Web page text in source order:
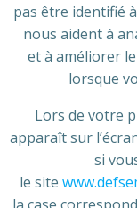
pas être identifié
nous aident à
et à améliorer
lorsque
Lors de votre
apparaît sur
si
le site